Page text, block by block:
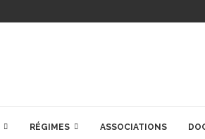
RÉGIMES ASSOCIATIONS